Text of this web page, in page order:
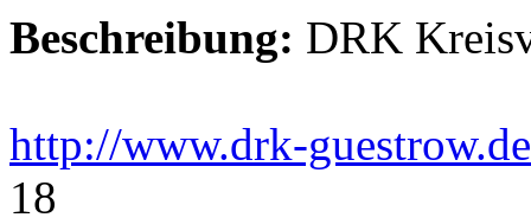
Beschreibung: DRK
http://www.drk-guestrow.de
18